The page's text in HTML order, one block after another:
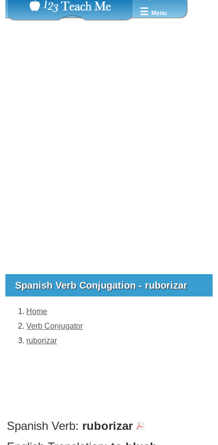
☰ Menu
Spanish Verb Conjugation - ruborizar
Home
Verb Conjugator
ruborizar
Spanish Verb: ruborizar